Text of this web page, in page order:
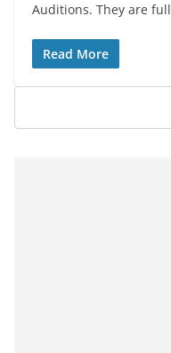
Auditions. They are full
Read More